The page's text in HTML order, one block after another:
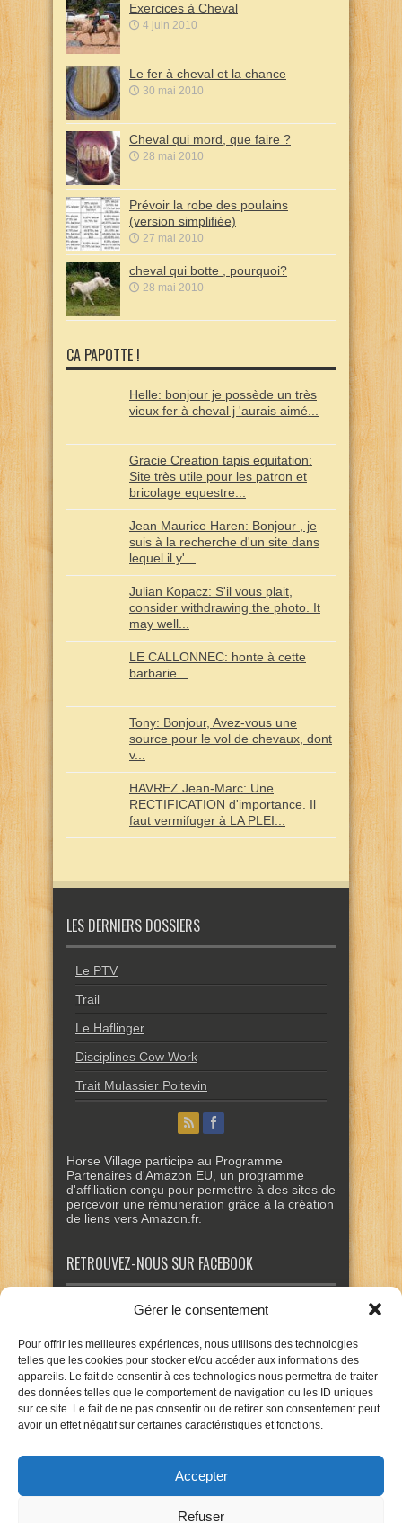
Gérer le consentement
Pour offrir les meilleures expériences, nous utilisons des technologies
telles que les cookies pour stocker et/ou accéder aux informations des
appareils. Le fait de consentir à ces technologies nous permettra de traiter
des données telles que le comportement de navigation ou les ID uniques
sur ce site. Le fait de ne pas consentir ou de retirer son consentement peut
avoir un effet négatif sur certaines caractéristiques et fonctions.
Accepter
Refuser
Exercices à Cheval
4 juin 2010
Le fer à cheval et la chance
30 mai 2010
Cheval qui mord, que faire ?
28 mai 2010
Prévoir la robe des poulains
(version simplifiée)
27 mai 2010
cheval qui botte , pourquoi?
28 mai 2010
CA PAPOTTE !
Helle: bonjour je possède un très
vieux fer à cheval j 'aurais aimé...
Gracie Creation tapis equitation:
Site très utile pour les patron et
bricolage equestre...
Jean Maurice Haren: Bonjour , je
suis à la recherche d'un site dans
lequel il y'...
Julian Kopacz: S'il vous plait,
consider withdrawing the photo. It
may well...
LE CALLONNEC: honte à cette
barbarie...
Tony: Bonjour, Avez-vous une
source pour le vol de chevaux, dont
v...
HAVREZ Jean-Marc: Une
RECTIFICATION d'importance. Il
faut vermifuger à LA PLEI...
LES DERNIERS DOSSIERS
Le PTV
Trail
Le Haflinger
Disciplines Cow Work
Trait Mulassier Poitevin
Horse Village participe au Programme
Partenaires d'Amazon EU, un programme
d'affiliation conçu pour permettre à des sites de
percevoir une rémunération grâce à la création
de liens vers Amazon.fr.
RETROUVEZ-NOUS SUR FACEBOOK